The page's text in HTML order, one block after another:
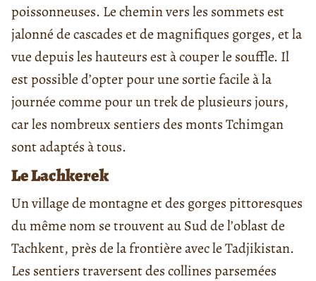
poissonneuses. Le chemin vers les sommets est
jalonné de cascades et de magnifiques gorges, et la
vue depuis les hauteurs est à couper le souffle. Il
est possible d’opter pour une sortie facile à la
journée comme pour un trek de plusieurs jours,
car les nombreux sentiers des monts Tchimgan
sont adaptés à tous.
Le Lachkerek
Un village de montagne et des gorges pittoresques
du même nom se trouvent au Sud de l’oblast de
Tachkent, près de la frontière avec le Tadjikistan.
Les sentiers traversent des collines parsemées